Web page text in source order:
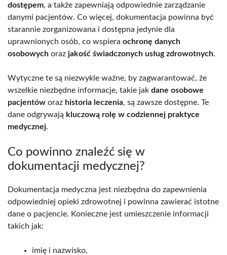
dostępem, a także zapewniają odpowiednie zarządzanie
danymi pacjentów. Co więcej, dokumentacja powinna być
starannie zorganizowana i dostępna jedynie dla
uprawnionych osób, co wspiera ochronę danych
osobowych oraz jakość świadczonych usług zdrowotnych.
Wytyczne te są niezwykle ważne, by zagwarantować, że
wszelkie niezbędne informacje, takie jak dane osobowe
pacjentów oraz historia leczenia, są zawsze dostępne. Te
dane odgrywają kluczową rolę w codziennej praktyce
medycznej.
Co powinno znaleźć się w
dokumentacji medycznej?
Dokumentacja medyczna jest niezbędna do zapewnienia
odpowiedniej opieki zdrowotnej i powinna zawierać istotne
dane o pacjencie. Konieczne jest umieszczenie informacji
takich jak:
imię i nazwisko,